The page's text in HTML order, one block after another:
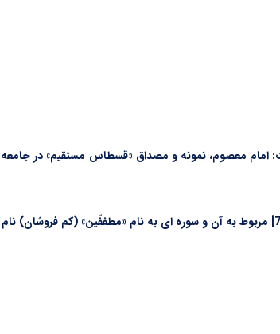
عدل و «طاس» به معنای کفه ی ترازو می باشد. [5] در حدیث آمده است: امام معصوم، نمونه و مصداق «قسطاس
مسائل داد وستد و رعایت حقوق مردم در معاملات، چنان مهم است که قرآن بارها بر آن تأکید کرده وبزرگ ترین آیه قرآن، [7] مربوط به آن و سوره ای به نام